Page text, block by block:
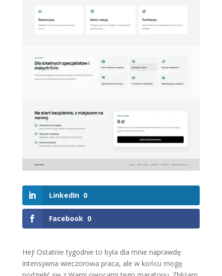
LinkedIn 0
Facebook 0
Hej! Ostatnie tygodnie to była dla mnie naprawdę
intensywna wieczorowa praca, ale w końcu mogę